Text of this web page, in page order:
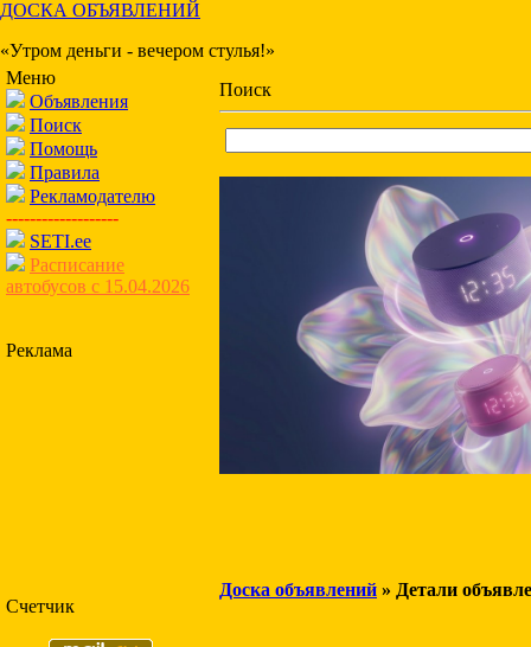
ДОСКА ОБЪЯВЛЕНИЙ
«Утром деньги - вечером стулья!»
Меню
Объявления
Поиск
Помощь
Правила
Рекламодателю
-------------------
SETI.ee
Расписание
автобусов с 15.04.2026
Реклама
Счетчик
Поиск
Доска объявлений » Детали